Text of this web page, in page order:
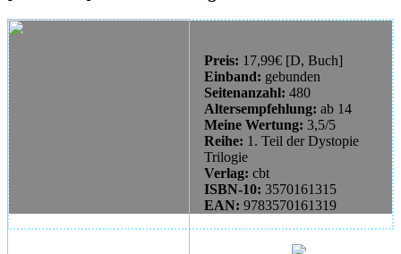
Preis: 17,99€ [D, Buch]
Einband: gebunden
Seitenanzahl: 480
Altersempfehlung: ab 14
Meine Wertung: 3,5/5
Reihe: 1. Teil der Dystopie
Trilogie
Verlag: cbt
ISBN-10: 3570161315
EAN: 9783570161319